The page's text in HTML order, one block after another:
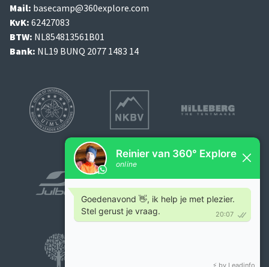
Mail: basecamp@360explore.com
KvK: 62427083
BTW: NL854813561B01
Bank: NL19 BUNQ 2077 1483 14